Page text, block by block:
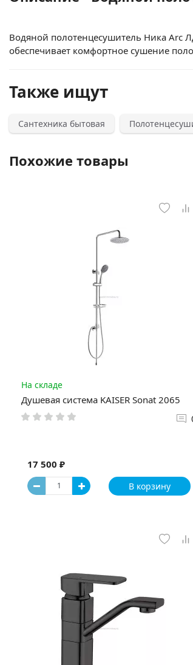
Водяной полотенцесушитель Ника Arc
обеспечивает комфортное сушение
Также ищут
Сантехника бытовая
Похожие товары
На складе
Душевая система KAISER Sonat 2065
17 500 ₽
В корзину